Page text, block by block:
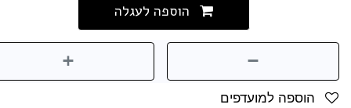
הוספה לעגלה
הוספה למועדפים